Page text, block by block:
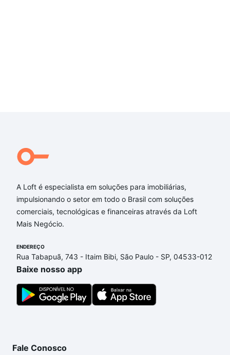
A Loft é especialista em soluções para imobiliárias,
impulsionando o setor em todo o Brasil com soluções
comerciais, tecnológicas e financeiras através da Loft
Mais Negócio.
ENDEREÇO
Rua Tabapuã, 743 - Itaim Bibi, São Paulo - SP, 04533-012
Baixe nosso app
Fale Conosco